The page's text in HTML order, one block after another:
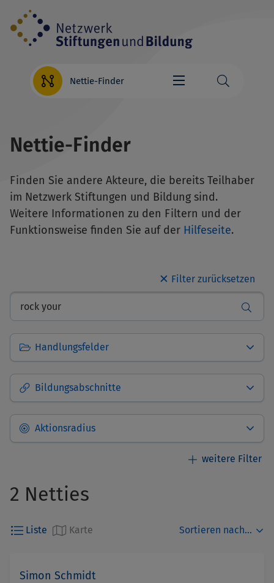
Direkt
zum
Inhalt
Nettie-Finder
Nettie-Finder
Finden Sie andere Akteure, die bereits Teilhaber
im Netzwerk Stiftungen und Bildung sind.
Weitere Informationen zu den Filtern und der
Funktionsweise finden Sie auf der Hilfeseite.
✕
Handlungsfelder
Bildungsabschnitte
Aktionsradius
Standort des Netties
2 Netties
Liste Karte Sortieren nach...
Simon Schmidt